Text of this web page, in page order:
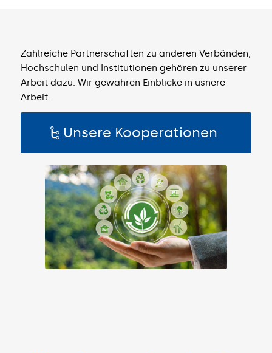
Zahlreiche Partnerschaften zu anderen Verbänden,
Hochschulen und Institutionen gehören zu unserer
Arbeit dazu. Wir gewähren Einblicke in usnere
Arbeit.
Unsere Kooperationen